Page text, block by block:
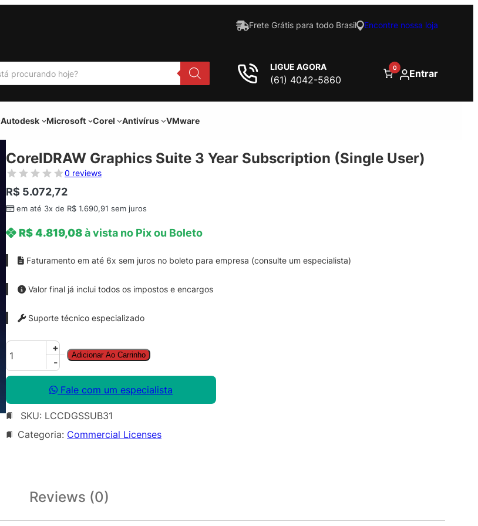
Frete Grátis para todo Brasil Encontre nossa loja
LIGUE AGORA
(61) 4042-5860
0 Entrar
Autodesk Microsoft Corel Antivírus VMware
CorelDRAW Graphics Suite 3 Year Subscription (Single User)
0 reviews
R$ 5.072,72
em até 3x de R$ 1.690,91 sem juros
R$4.819,08à vista no Pix ou Boleto
Faturamento em até 6x sem juros no boleto para empresa (consulte um especialista)
Valor final já inclui todos os impostos e encargos
Suporte técnico especializado
C
r
l
D
R
+
-
Adicionar Ao Carrinho
Fale com um especialista
SKU: LCCDGSSUB31
Categoria: Commercial Licenses
Reviews (0)